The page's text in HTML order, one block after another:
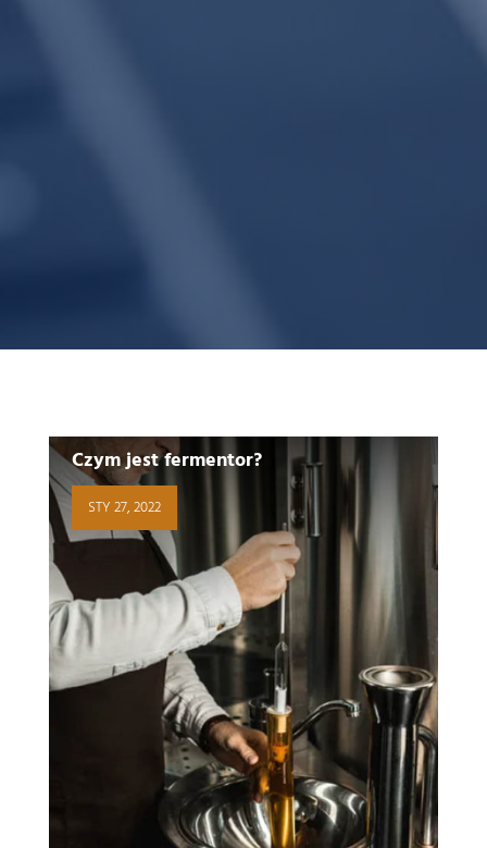
Czym jest fermentor?
STY 27, 2022